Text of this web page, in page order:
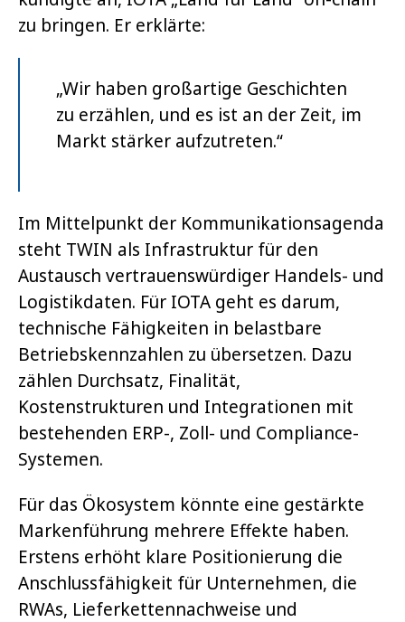
zu bringen. Er erklärte:
„Wir haben großartige Geschichten
zu erzählen, und es ist an der Zeit, im
Markt stärker aufzutreten.“
Im Mittelpunkt der Kommunikationsagenda
steht TWIN als Infrastruktur für den
Austausch vertrauenswürdiger Handels- und
Logistikdaten. Für IOTA geht es darum,
technische Fähigkeiten in belastbare
Betriebskennzahlen zu übersetzen. Dazu
zählen Durchsatz, Finalität,
Kostenstrukturen und Integrationen mit
bestehenden ERP-, Zoll- und Compliance-
Systemen.
Für das Ökosystem könnte eine gestärkte
Markenführung mehrere Effekte haben.
Erstens erhöht klare Positionierung die
Anschlussfähigkeit für Unternehmen, die
RWAs, Lieferkettennachweise und